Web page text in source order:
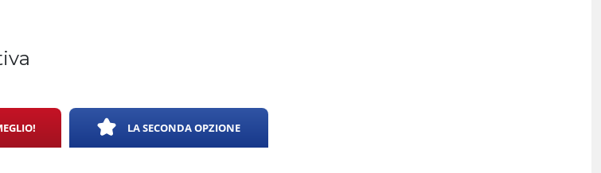
LA SECONDA OPZIONE